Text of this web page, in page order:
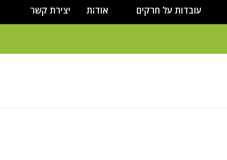
עובדות על חרקים אודות יצירת קשר